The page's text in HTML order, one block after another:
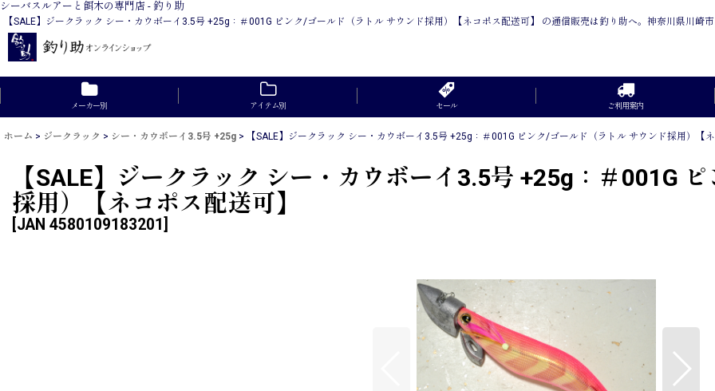
シーバスルアーと餌木の専門店 - 釣り助
【SALE】ジークラック シー・カウボーイ3.5号 +25g：＃001G ピンク/ゴールド（ラトル サウンド採用）【ネコポス配送可】 の通信販売は釣り助へ。神奈川県川崎
メーカー別 アイテム別 セール ご利用案内
ホーム > ジークラック > シー・カウボーイ3.5号 +25g > 【SALE】ジークラック シー・カウボーイ3.5号 +25g：＃001G ピンク/ゴールド（ラトル サウンド採用）【
【SALE】ジークラック シー・カウボーイ3.5号 +25g：＃001G
採用）【ネコポス配送可】
JAN 4580109183201